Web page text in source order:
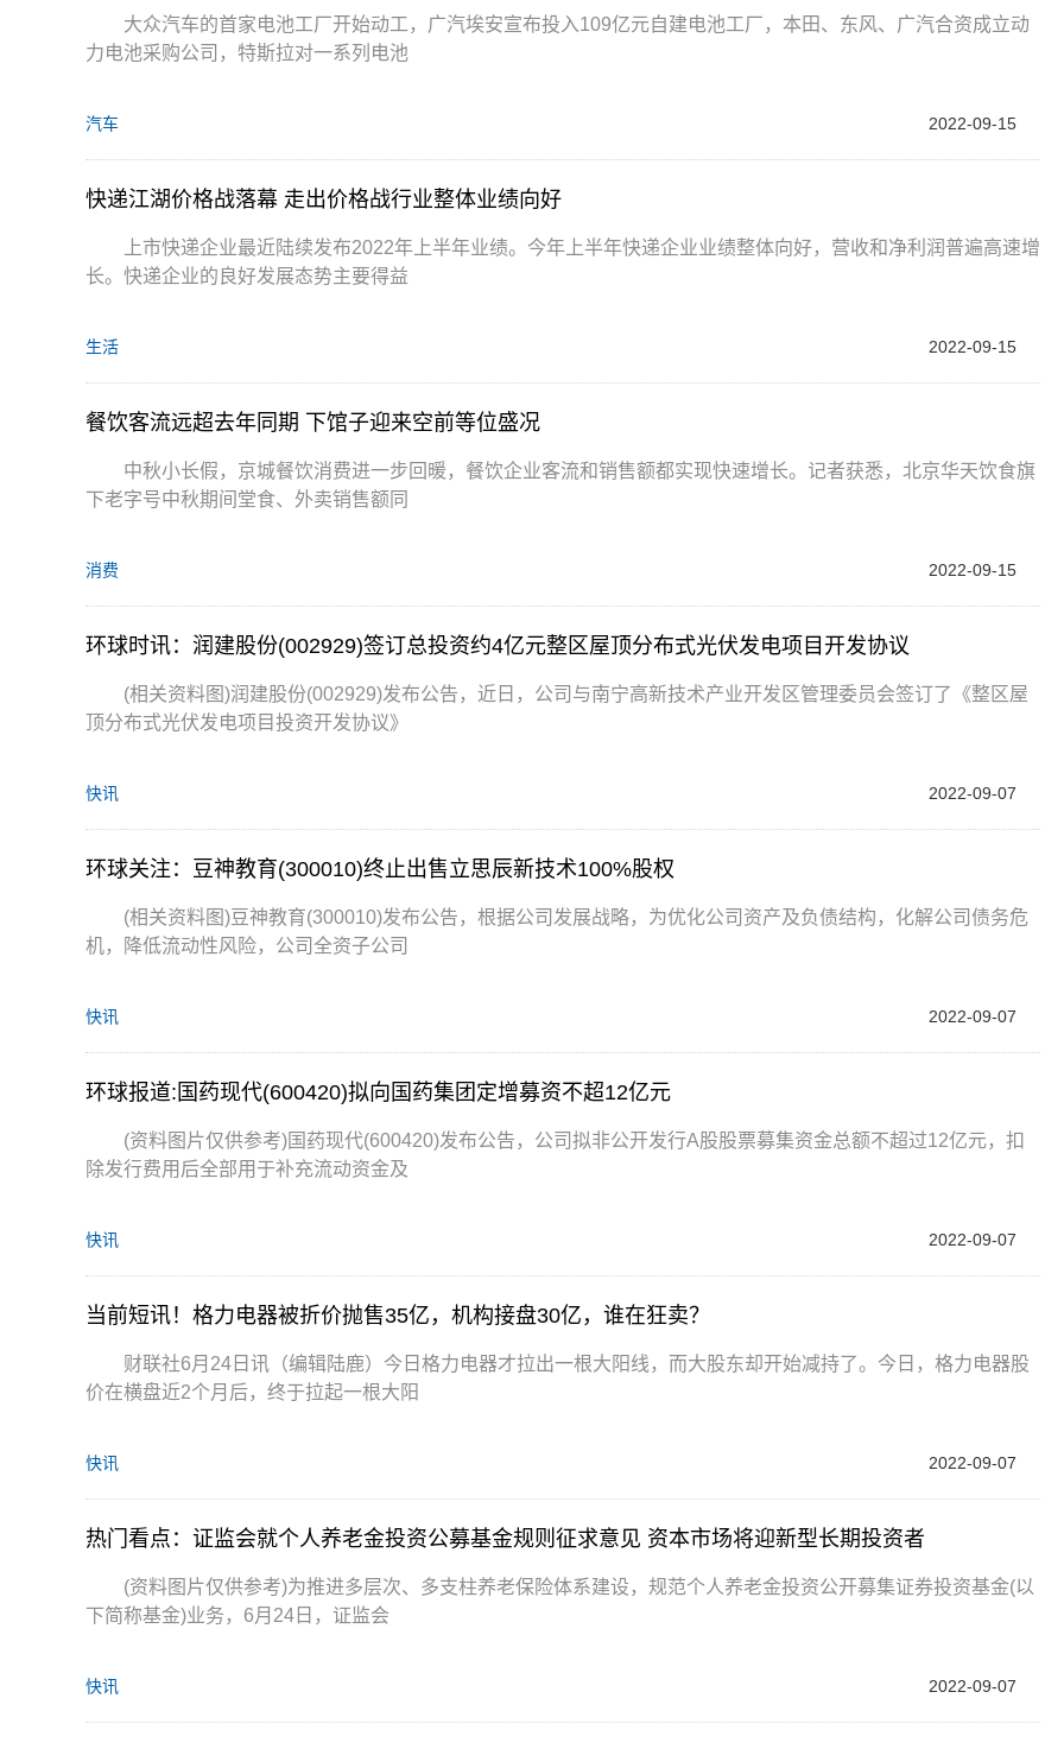
大众汽车的首家电池工厂开始动工，广汽埃安宣布投入109亿元自建电池工厂，本田、东风、广汽合资成立动
力电池采购公司，特斯拉对一系列电池
汽车 2022-09-15
快递江湖价格战落幕 走出价格战行业整体业绩向好
上市快递企业最近陆续发布2022年上半年业绩。今年上半年快递企业业绩整体向好，营收和净利润普遍高速增
长。快递企业的良好发展态势主要得益
生活 2022-09-15
餐饮客流远超去年同期 下馆子迎来空前等位盛况
中秋小长假，京城餐饮消费进一步回暖，餐饮企业客流和销售额都实现快速增长。记者获悉，北京华天饮食旗
下老字号中秋期间堂食、外卖销售额同
消费 2022-09-15
环球时讯：润建股份(002929)签订总投资约4亿元整区屋顶分布式光伏发电项目开发协议
(相关资料图)润建股份(002929)发布公告，近日，公司与南宁高新技术产业开发区管理委员会签订了《整区屋
顶分布式光伏发电项目投资开发协议》
快讯 2022-09-07
环球关注：豆神教育(300010)终止出售立思辰新技术100%股权
(相关资料图)豆神教育(300010)发布公告，根据公司发展战略，为优化公司资产及负债结构，化解公司债务危
机，降低流动性风险，公司全资子公司
快讯 2022-09-07
环球报道:国药现代(600420)拟向国药集团定增募资不超12亿元
(资料图片仅供参考)国药现代(600420)发布公告，公司拟非公开发行A股股票募集资金总额不超过12亿元，扣
除发行费用后全部用于补充流动资金及
快讯 2022-09-07
当前短讯！格力电器被折价抛售35亿，机构接盘30亿，谁在狂卖？
财联社6月24日讯（编辑陆鹿）今日格力电器才拉出一根大阳线，而大股东却开始减持了。今日，格力电器股
价在横盘近2个月后，终于拉起一根大阳
快讯 2022-09-07
热门看点：证监会就个人养老金投资公募基金规则征求意见 资本市场将迎新型长期投资者
(资料图片仅供参考)为推进多层次、多支柱养老保险体系建设，规范个人养老金投资公开募集证券投资基金(以
下简称基金)业务，6月24日，证监会
快讯 2022-09-07